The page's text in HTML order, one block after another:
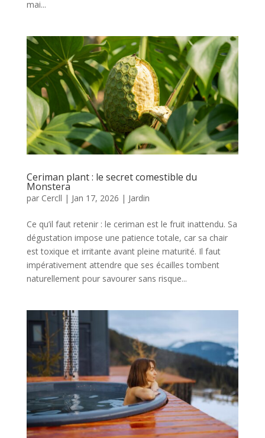
mai...
Ceriman plant : le secret comestible du
Monstera
par Cercll | Jan 17, 2026 | Jardin
Ce qu’il faut retenir : le ceriman est le fruit inattendu. Sa
dégustation impose une patience totale, car sa chair
est toxique et irritante avant pleine maturité. Il faut
impérativement attendre que ses écailles tombent
naturellement pour savourer sans risque...